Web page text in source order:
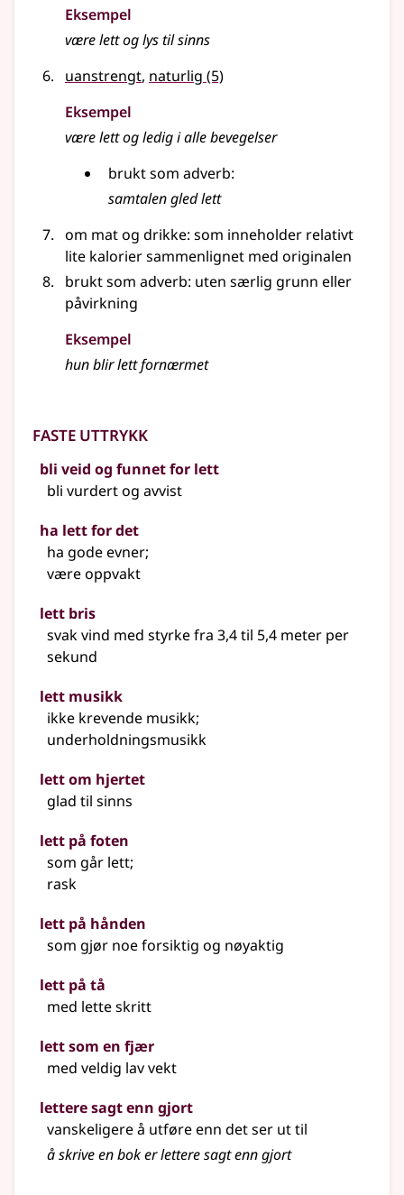
Eksempel
værelettog lys til sinns
uanstrengt, naturlig (5)
Eksempel
værelettog ledig i alle bevegelser
brukt som adverb:
samtalen gledlett
om mat og drikke: som inneholder relativt
lite kalorier sammenlignet med originalen
brukt som adverb: uten særlig grunn eller
påvirkning
Eksempel
hun blirlettfornærmet
Faste uttrykk
bli veid og funnet for lett
bli vurdert og avvist
ha lett for det
ha gode evner;
være oppvakt
lett bris
svak vind med styrke fra 3,4 til 5,4 meter per
sekund
lett musikk
ikke krevende musikk;
underholdningsmusikk
lett om hjertet
glad til sinns
lett på foten
som går lett;
rask
lett på hånden
som gjør noe forsiktig og nøyaktig
lett på tå
med lette skritt
lett som en fjær
med veldig lav vekt
lettere sagt enn gjort
vanskeligere å utføre enn det ser ut til
å skrive en bok er lettere sagt enn gjort